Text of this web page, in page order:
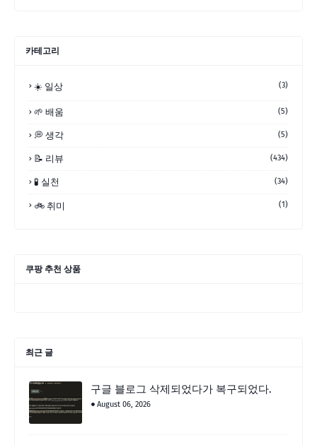
카테고리
☀️ 일상 (3)
🌱 배움 (5)
💭 생각 (5)
📝 리뷰 (434)
🧪 실천 (34)
🚲 취미 (1)
쿠팡 추천 상품
최근 글
구글 블로그 삭제되었다가 복구되었다.
August 06, 2026